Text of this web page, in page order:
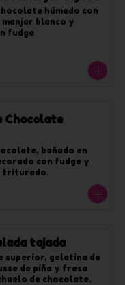
húmedo con
blanco y
fudge
Chocolate
bañado en
con fudge y
triturado.
tajada
superior, gelatina de
de piña y fresa
de chocolate.